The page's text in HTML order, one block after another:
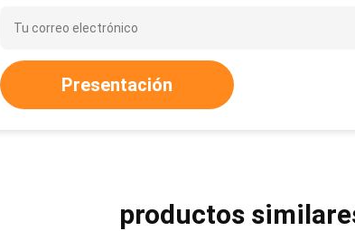
Presentación
productos